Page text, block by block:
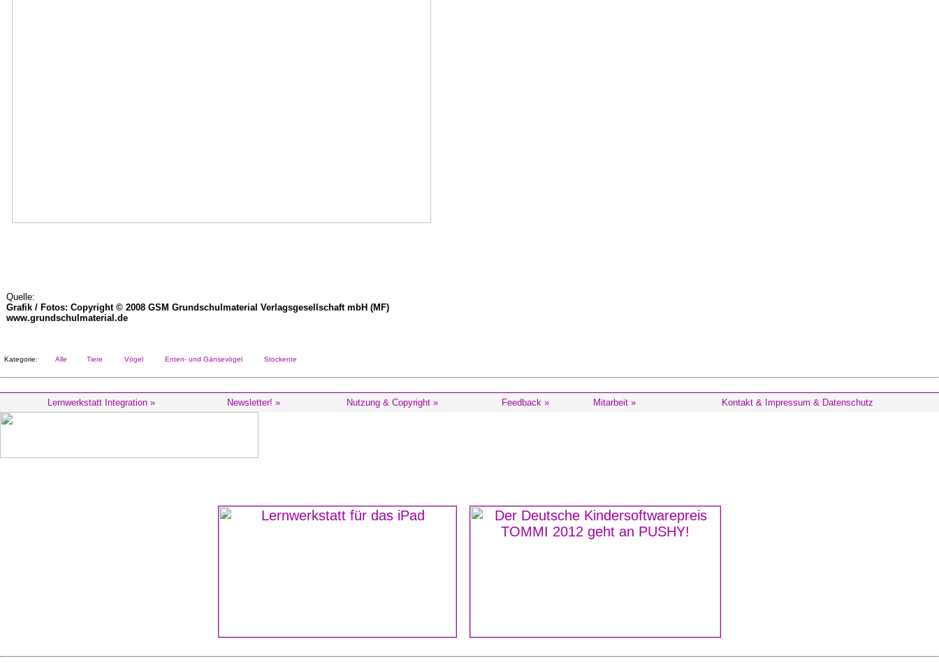
Quelle:
Grafik / Fotos: Copyright © 2008 GSM Grundschulmaterial Verlagsgesellschaft mbH (MF)
www.grundschulmaterial.de
Kategorie: Alle Tiere Vögel Enten- und Gänsevögel Stockente
Lernwerkstatt Integration » Newsletter! » Nutzung & Copyright » Feedback » Mitarbeit » Kontakt & Impressum & Datenschutz